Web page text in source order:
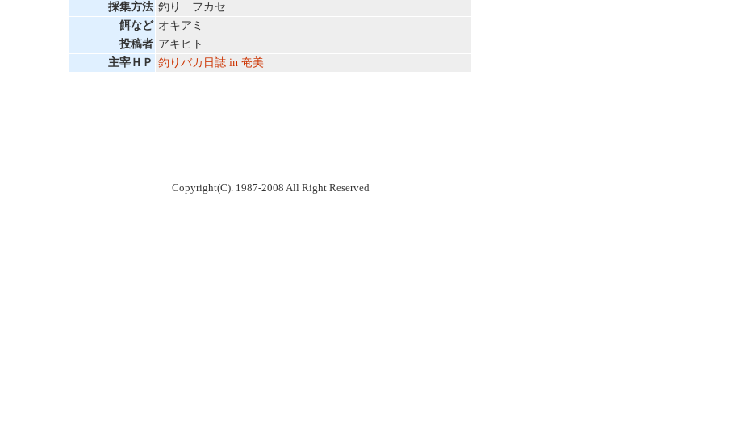
採集方法 釣り フカセ
餌など オキアミ
投稿者 アキヒト
主宰ＨＰ 釣りバカ日誌 in 奄美
Copyright(C). 1987-2008 All Right Reserved